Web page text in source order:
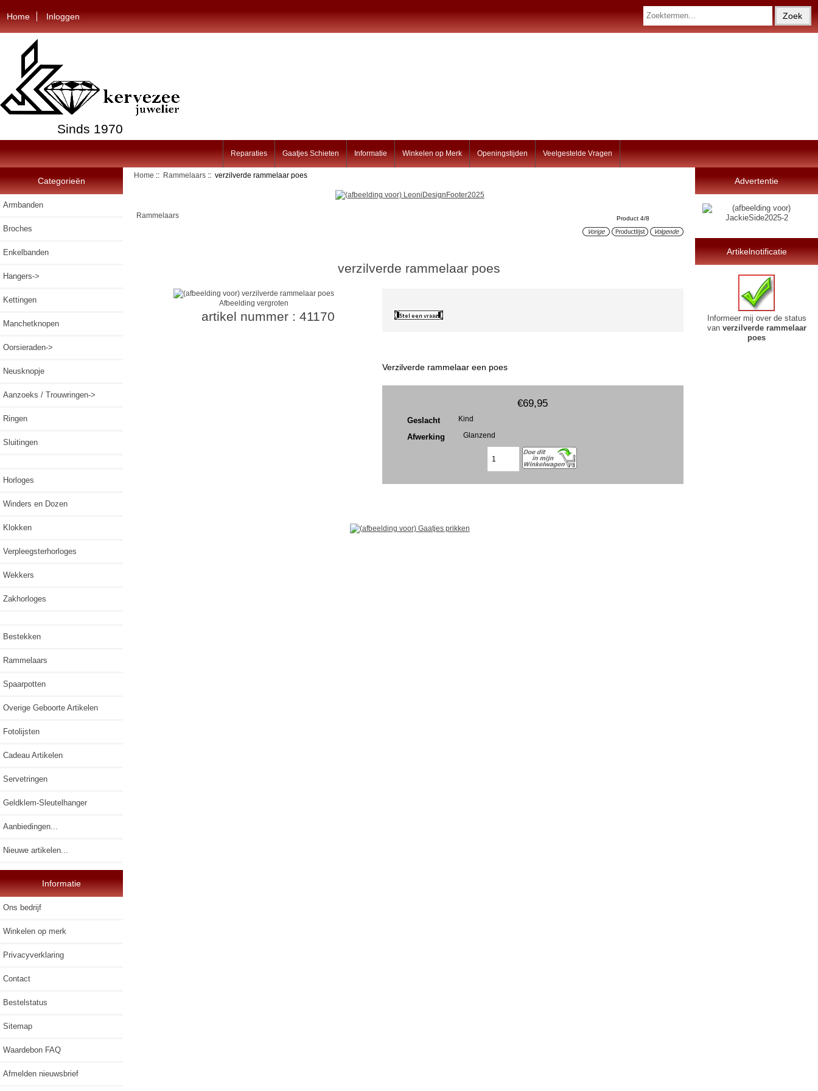
Home Inloggen
Sinds 1970
Reparaties Gaatjes Schieten Informatie Winkelen op Merk Openingstijden Veelgestelde Vragen
Categorieën
Armbanden
Broches
Enkelbanden
Hangers->
Kettingen
Manchetknopen
Oorsieraden->
Neusknopje
Aanzoeks / Trouwringen->
Ringen
Sluitingen
Horloges
Winders en Dozen
Klokken
Verpleegsterhorloges
Wekkers
Zakhorloges
Bestekken
Rammelaars
Spaarpotten
Overige Geboorte Artikelen
Fotolijsten
Cadeau Artikelen
Servetringen
Geldklem-Sleutelhanger
Aanbiedingen...
Nieuwe artikelen...
Informatie
Ons bedrijf
Winkelen op merk
Privacyverklaring
Contact
Bestelstatus
Sitemap
Waardebon FAQ
Afmelden nieuwsbrief
Home :: Rammelaars :: verzilverde rammelaar poes
Rammelaars Product 4/8
verzilverde rammelaar poes
Afbeelding vergroten
artikel nummer : 41170
Verzilverde rammelaar een poes
€69,95
Geslacht Kind
Afwerking Glanzend
Advertentie
Artikelnotificatie
Informeer mij over de status
van verzilverde rammelaar
poes